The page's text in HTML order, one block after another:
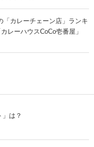
「カレーチェーン店」ランキ
レーハウスCoCo壱番屋」
は？